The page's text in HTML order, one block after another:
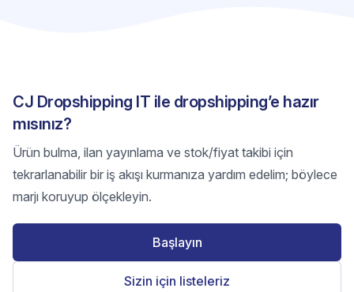
CJ Dropshipping IT ile dropshipping’e hazır
mısınız?
Ürün bulma, ilan yayınlama ve stok/fiyat takibi için
tekrarlanabilir bir iş akışı kurmanıza yardım edelim; böylece
marjı koruyup ölçekleyin.
Başlayın
Sizin için listeleriz